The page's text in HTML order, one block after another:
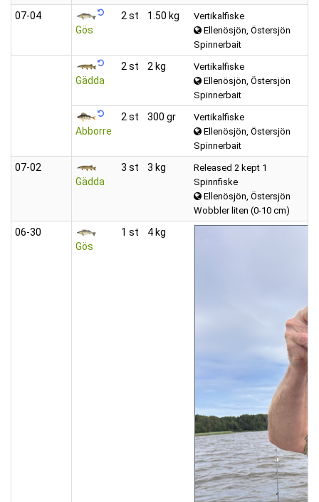
07‑04
Gös
2 st 1.50 kg
Vertikalfiske
Ellenösjön, Östersjön
Spinnerbait
Gädda
2 st 2 kg
Vertikalfiske
Ellenösjön, Östersjön
Spinnerbait
Abborre
2 st 300 gr
Vertikalfiske
Ellenösjön, Östersjön
Spinnerbait
07‑02
Gädda
3 st 3 kg
Released 2 kept 1
Spinnfiske
Ellenösjön, Östersjön
Wobbler liten (0-10 cm)
06‑30
Gös
1 st 4 kg